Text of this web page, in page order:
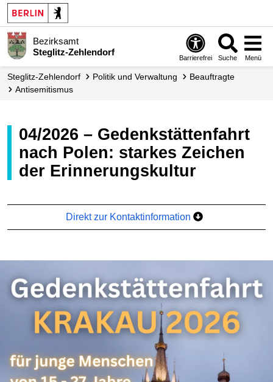
Bezirksamt
Steglitz-Zehlendorf
Barrierefrei Suche Menü
Steglitz-Zehlendorf Politik und Verwaltung
Beauftragte
Antisemitismus
04/2026 – Gedenkstättenfahrt
nach Polen: starkes Zeichen
der Erinnerungskultur
Direkt zur Kontaktinformation